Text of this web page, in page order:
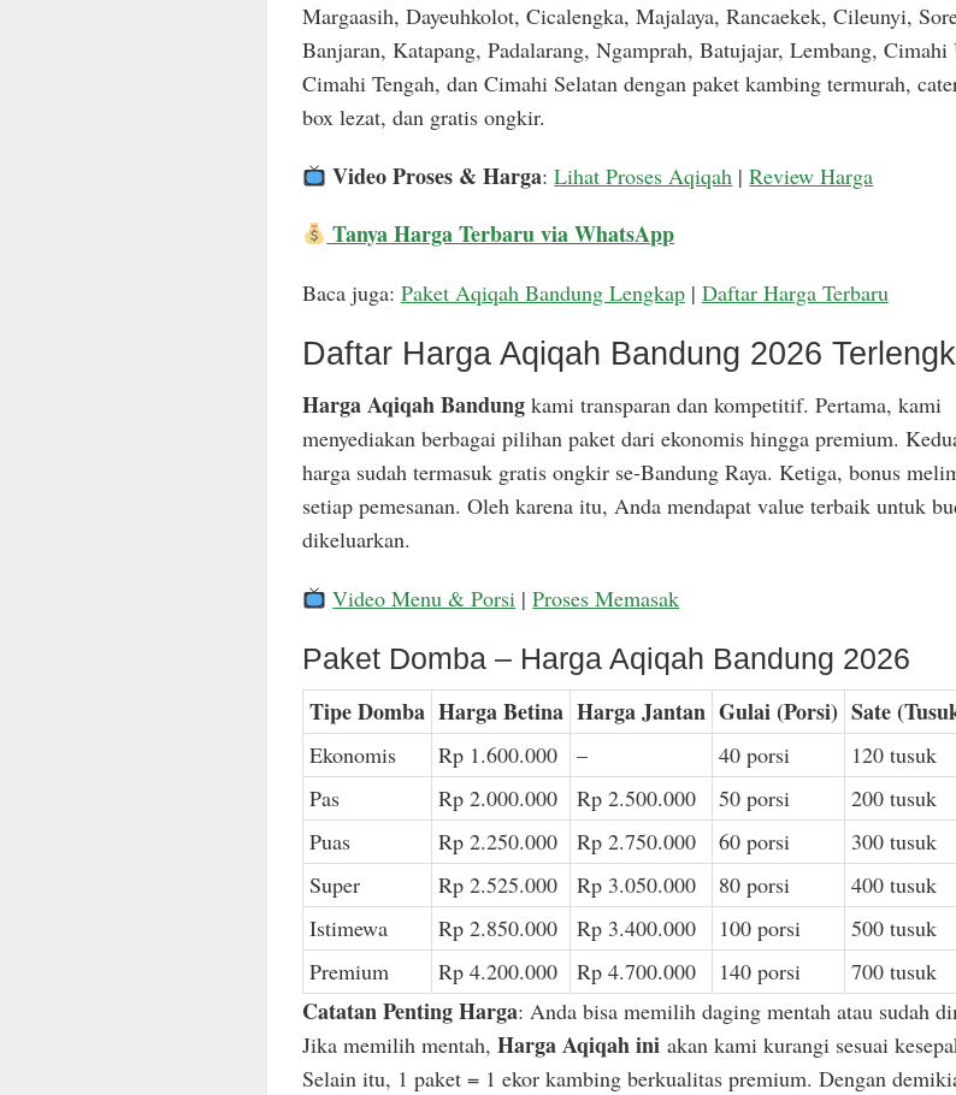
Margaasih, Dayeuhkolot, Cicalengka, Majalaya, Rancaekek, Cileunyi,
Banjaran, Katapang, Padalarang, Ngamprah, Batujajar, Lembang, Cimahi
Cimahi Tengah, dan Cimahi Selatan dengan paket kambing termurah,
box lezat, dan gratis ongkir.
Video Proses & Harga:Lihat Proses Aqiqah |Review Harga
Tanya Harga Terbaru via WhatsApp
Baca juga: Paket Aqiqah Bandung Lengkap| Daftar Harga Terbaru
Daftar Harga Aqiqah Bandung 2026
Harga Aqiqah Bandungkami transparan dan kompetitif. Pertama, kami
menyediakan berbagai pilihan paket dari ekonomis hingga premium.
harga sudah termasuk gratis ongkir se-Bandung Raya. Ketiga, bonus
setiap pemesanan. Oleh karena itu, Anda mendapat value terbaik untuk
dikeluarkan.
Video Menu & Porsi |Proses Memasak
Paket Domba – Harga Aqiqah Bandung 2026
Tipe Domba Harga Betina Harga Jantan Gulai (Porsi) Sate
Ekonomis Rp 1.600.000 – 40 porsi
120 tusuk
Pas
Rp 2.000.000 Rp 2.500.000 50 porsi
200 tusuk
Puas
Rp 2.250.000 Rp 2.750.000 60 porsi
300 tusuk
Super
Rp 2.525.000 Rp 3.050.000 80 porsi
400 tusuk
Istimewa
Rp 2.850.000 Rp 3.400.000 100 porsi
500 tusuk
Premium
Rp 4.200.000 Rp 4.700.000 140 porsi 700 tusuk
Catatan Penting Harga: Anda bisa memilih daging mentah atau sudah
Jika memilih mentah, Harga Aqiqah iniakan kami kurangi sesuai
Selain itu, 1 paket = 1 ekor kambing berkualitas premium. Dengan